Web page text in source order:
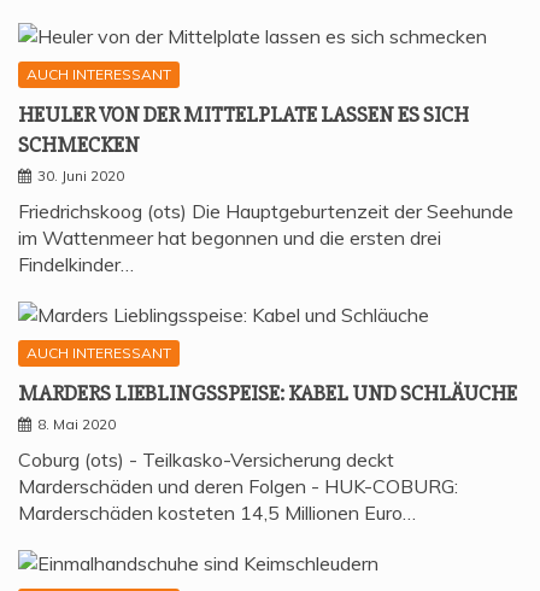
AUCH INTERESSANT
HEU­LER VON DER MIT­TEL­P­LA­TE LAS­SEN ES SICH
SCHMECKEN
30. Juni 2020
Friedrichskoog (ots) Die Hauptgeburtenzeit der Seehunde
im Wattenmeer hat begonnen und die ersten drei
Findelkinder…
AUCH INTERESSANT
MAR­DERS LIEB­LINGS­SPEI­SE: KABEL UND SCHLÄUCHE
8. Mai 2020
Coburg (ots) - Teilkasko-Versicherung deckt
Marderschäden und deren Folgen - HUK-COBURG:
Marderschäden kosteten 14,5 Millionen Euro…